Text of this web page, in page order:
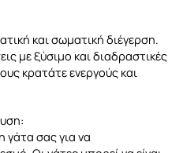
και σωματική διέγερση.
με ξύσιμο και διαδραστικές
κρατάτε ενεργούς και
γάτα σας για να